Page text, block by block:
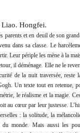
Liao. Hongfei.
parents et en deuil de son
dans sa classe. Le
Leur périple les mène à la
il déménage. Elle ne le
de la nuit traversée, reste
Un texte tout en retenue,
le réalisme et la magie.
au cœur par leur justesse.
: la solitude, la
du monde. Mais aussi les